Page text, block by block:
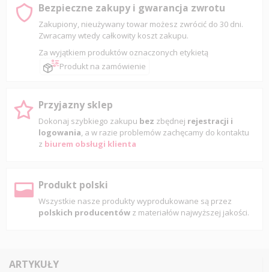
Bezpieczne zakupy i gwarancja zwrotu
Zakupiony, nieużywany towar możesz zwrócić do 30 dni.
Zwracamy wtedy całkowity koszt zakupu.
Za wyjątkiem produktów oznaczonych etykietą
Produkt na zamówienie
Przyjazny sklep
Dokonaj szybkiego zakupu bez zbędnej rejestracji i
logowania, a w razie problemów zachęcamy do kontaktu
z biurem obsługi klienta
Produkt polski
Wszystkie nasze produkty wyprodukowane są przez
polskich producentów z materiałów najwyższej jakości.
ARTYKUŁY